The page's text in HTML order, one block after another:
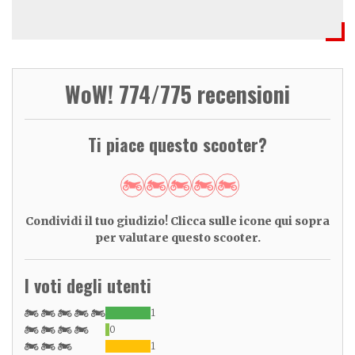
WoW! 774/775 recensioni
Ti piace questo scooter?
Condividi il tuo giudizio! Clicca sulle icone qui sopra
per valutare questo scooter.
I voti degli utenti
1
0
1